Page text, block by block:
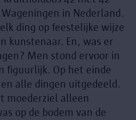
in Nederland.
ding op feestelijke wijze
kunstenaar. En, was er
Men stond ervoor in
figuurlijk. Op het einde
alle dingen uitgedeeld.
moederziel alleen
op de bodem van de